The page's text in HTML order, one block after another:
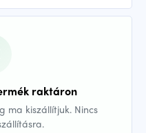
raktáron
ma kiszállítjuk. Nincs